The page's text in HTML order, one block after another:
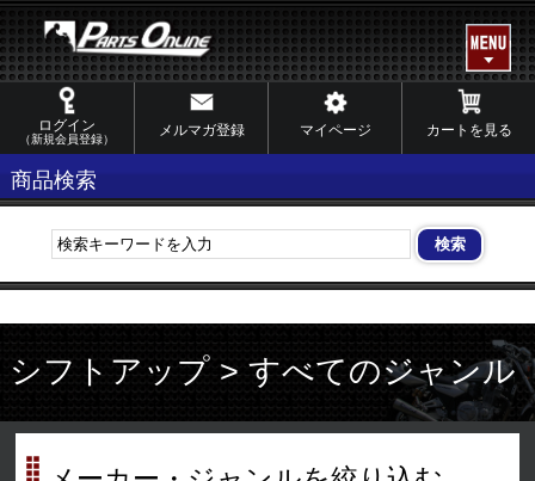
ログイン
（新規会員登録）
メルマガ登録 マイページ カートを見る
商品検索
シフトアップ > すべてのジャンル